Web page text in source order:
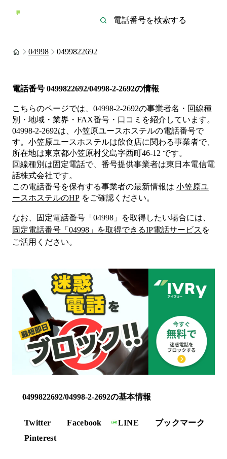
04998 0499822692
電話番号 0499822692/04998-2-2692の情報
こちらのページでは、 04998-2-2692の事業者名・回線種
別・地域・業界・FAX番号・口コミを紹介しています。
04998-2-2692は、 小笠原ユースホステルの電話番号で
す。 小笠原ユースホステルは飲食店に関わる事業者で、
所在地は東京都小笠原村父島字西町46-12 です。
回線種別は固定電話で、番号提供事業者は東日本電信電
話株式会社です。
この電話番号を保有する事業者の最新情報は 小笠原ユ
ースホステルのHP をご確認ください。
なお、固定電話番号「 04998 」を取得したい場合には、
固定電話番号「 04998 」を取得できるIP電話サービス を
ご活用ください。
0499822692/04998-2-2692の基本情報
Twitter Facebook LINE
ブックマーク
Pinterest